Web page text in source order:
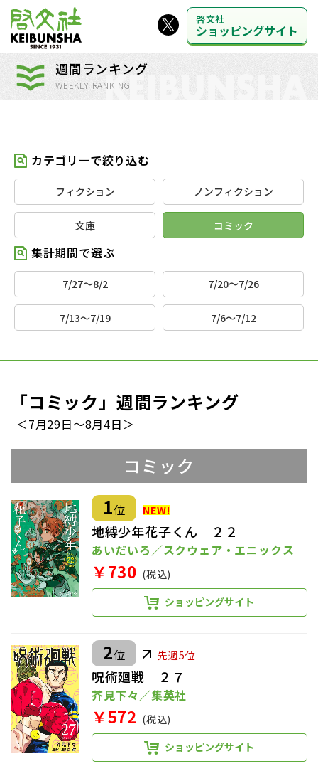
啓文社
ショッピングサイト
週間ランキング
WEEKLY RANKING
カテゴリーで絞り込む
フィクション ノンフィクション
文庫 コミック
集計期間で選ぶ
7/27～8/2 7/20～7/26
7/13～7/19 7/6～7/12
「コミック」週間ランキング
＜7月29日～8月4日＞
コミック
1位
地縛少年花子くん ２２
あいだいろ／スクウェア・エニックス
￥730 (税込)
ショッピングサイト
2位 先週5位
呪術廻戦 ２７
芥見下々／集英社
￥572 (税込)
ショッピングサイト